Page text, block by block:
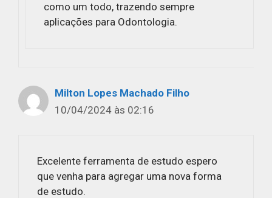
como um todo, trazendo sempre
aplicações para Odontologia.
Milton Lopes Machado Filho
10/04/2024 às 02:16
Excelente ferramenta de estudo espero
que venha para agregar uma nova forma
de estudo.